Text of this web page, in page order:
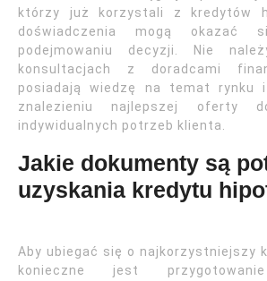
którzy już korzystali z kredytów
doświadczenia mogą okazać
podejmowaniu decyzji. Nie
konsultacjach z doradcami
posiadają wiedzę na temat rynku
znalezieniu najlepszej oferty
indywidualnych potrzeb klienta.
Jakie dokumenty są
uzyskania kredytu
Aby ubiegać się o najkorzystniejszy
konieczne jest